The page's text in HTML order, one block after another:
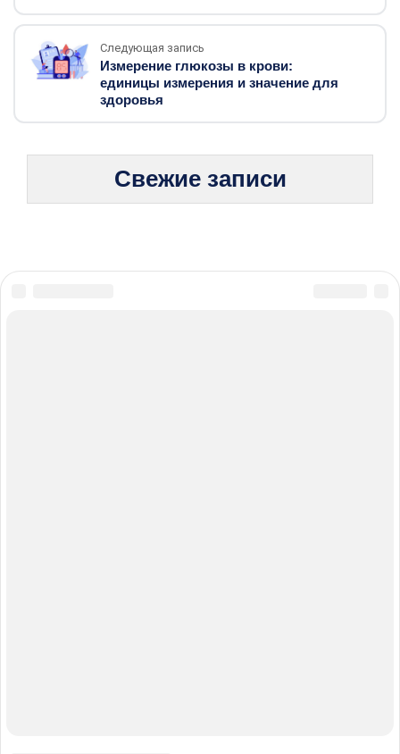
Следующая запись
Измерение глюкозы в крови:
единицы измерения и значение для
здоровья
Свежие записи